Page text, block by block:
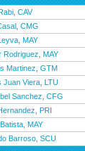
CAV
CMG
MAY
Rodriguez
MAY
Martinez GTM
Juan Viera LTU
Sanchez CFG
PRI
MAY
Barroso SCU